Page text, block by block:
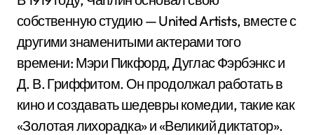
собственную студию — United Artists, вместе с
другими знаменитыми актерами того
времени: Мэри Пикфорд, Дуглас Фэрбэнкс и
Д. В. Гриффитом. Он продолжал работать в
кино и создавать шедевры комедии, такие как
«Золотая лихорадка» и «Великий диктатор».